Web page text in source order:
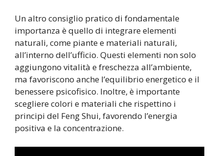
Un altro consiglio pratico di fondamentale
importanza è quello di integrare elementi
naturali, come piante e materiali naturali,
all’interno dell’ufficio. Questi elementi non solo
aggiungono vitalità e freschezza all’ambiente,
ma favoriscono anche l’equilibrio energetico e il
benessere psicofisico. Inoltre, è importante
scegliere colori e materiali che rispettino i
principi del Feng Shui, favorendo l’energia
positiva e la concentrazione.